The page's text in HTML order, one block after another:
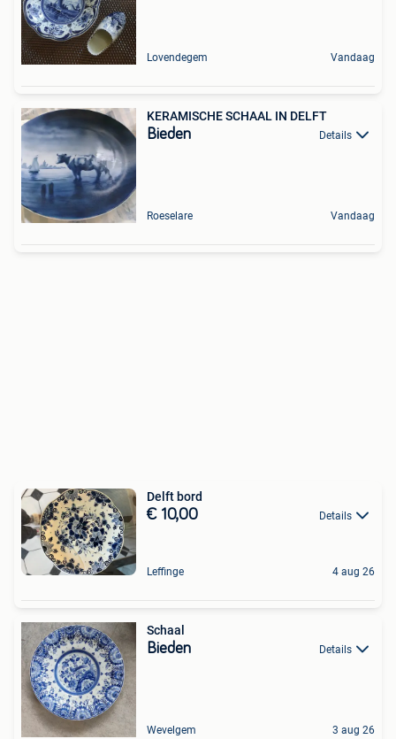
Lovendegem Vandaag
KERAMISCHE SCHAAL IN DELFT
Bieden Details
Roeselare Vandaag
Delft bord
€ 10,00 Details
Leffinge 4 aug 26
Schaal
Bieden Details
Wevelgem 3 aug 26